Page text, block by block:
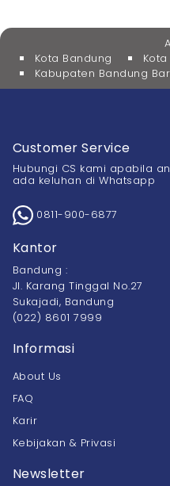
Kota Bandung
Kabupaten Bandung
Customer Service
Hubungi CS kami apabila
ada keluhan di Whatsapp
0811-900-6877
Kantor
Bandung :
Jl. Karang Tinggal No.27
Sukajadi, Bandung
(022) 8601 7999
Informasi
About Us
FAQ
Karir
Kebijakan & Privasi
Newsletter